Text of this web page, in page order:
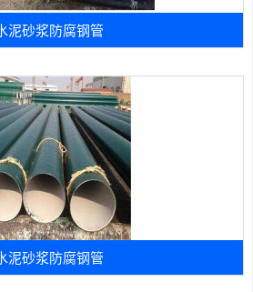
泥砂浆防腐钢管
泥砂浆防腐钢管